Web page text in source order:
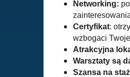
Networking:
Certyfikat:
wzbogaci
Atrakcyjna
Warsztaty są
Szansa na